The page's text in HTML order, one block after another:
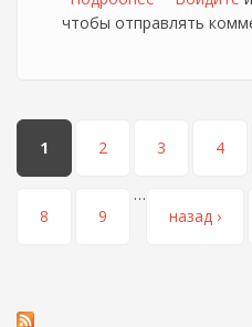
лояльности
чтобы отправлять
Страницы
1 2 3 4
8 9
…
назад ›